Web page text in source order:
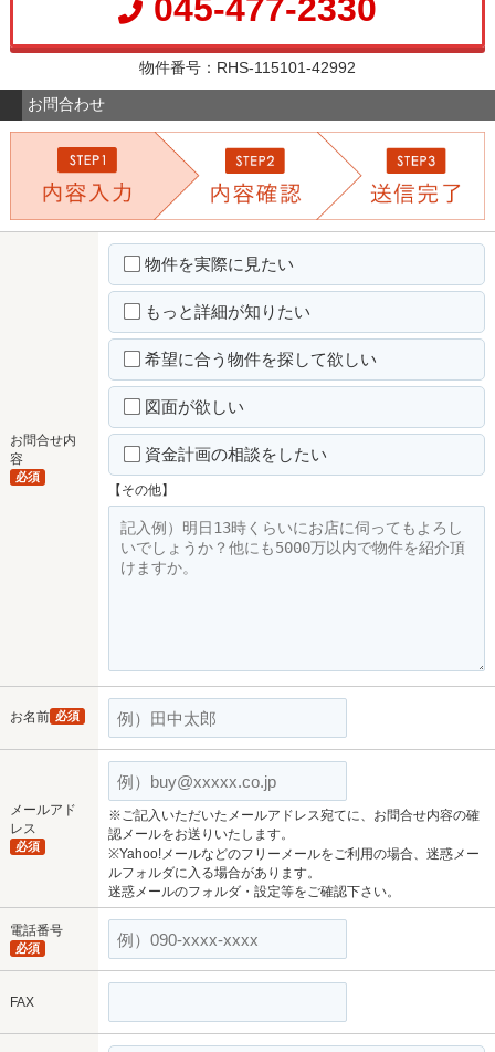
045-477-2330
物件番号：RHS-115101-42992
お問合わせ
お問合せ内
容
必須
物件を実際に見たい
もっと詳細が知りたい
希望に合う物件を探して欲しい
図面が欲しい
資金計画の相談をしたい
【その他】
お名前 必須
メールアド
レス
必須
※ご記入いただいたメールアドレス宛てに、お問合せ内容の確
認メールをお送りいたします。
※Yahoo!メールなどのフリーメールをご利用の場合、迷惑メー
ルフォルダに入る場合があります。
迷惑メールのフォルダ・設定等をご確認下さい。
電話番号
必須
FAX